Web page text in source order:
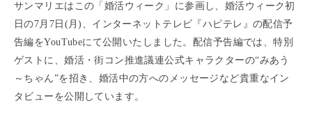
サンマリエはこの「婚活ウィーク」に参画し、婚活ウィーク初
日の7月7日(月)、インターネットテレビ『ハピテレ』の配信予
告編をYouTubeにて公開いたしました。配信予告編では、特別
ゲストに、婚活・街コン推進議連公式キャラクターの“みあう
～ちゃん”を招き、婚活中の方へのメッセージなど貴重なイン
タビューを公開しています。